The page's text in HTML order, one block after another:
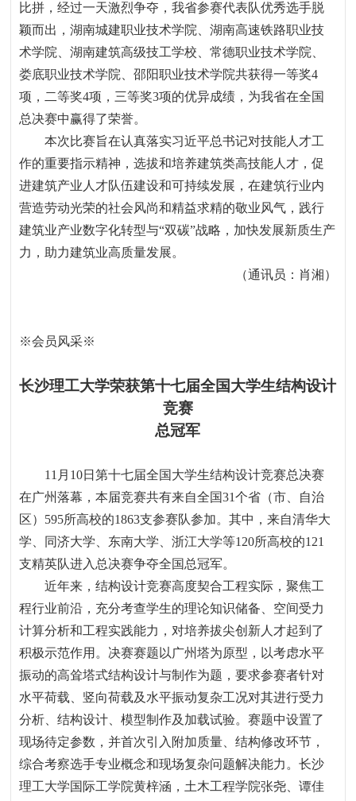
比拼，经过一天激烈争夺，我省参赛代表队优秀选手脱
颖而出，湖南城建职业技术学院、湖南高速铁路职业技
术学院、湖南建筑高级技工学校、常德职业技术学院、
娄底职业技术学院、邵阳职业技术学院共获得一等奖4
项，二等奖4项，三等奖3项的优异成绩，为我省在全国
总决赛中赢得了荣誉。
本次比赛旨在认真落实习近平总书记对技能人才工
作的重要指示精神，选拔和培养建筑类高技能人才，促
进建筑产业人才队伍建设和可持续发展，在建筑行业内
营造劳动光荣的社会风尚和精益求精的敬业风气，践行
建筑业产业数字化转型与“双碳”战略，加快发展新质生产
力，助力建筑业高质量发展。
（通讯员：肖湘）
※会员风采※
长沙理工大学荣获第十七届全国大学生结构设计
竞赛
总冠军
11 月 10日第十七届全国大学生结构设计竞赛总决赛
在广州落幕，本届竞赛共有来自全国31个省（市、自治
区） 595所高校的1863支参赛队参加。其中，来自清华大
学、同济大学、东南大学、浙江大学等120所高校的121
支精英队进入总决赛争夺全国总冠军。
近年来，结构设计竞赛高度契合工程实际，聚焦工
程行业前沿，充分考查学生的理论知识储备、空间受力
计算分析和工程实践能力，对培养拔尖创新人才起到了
积极示范作用。决赛赛题以广州塔为原型，以考虑水平
振动的高耸塔式结构设计与制作为题，要求参赛者针对
水平荷载、竖向荷载及水平振动复杂工况对其进行受力
分析、结构设计、模型制作及加载试验。赛题中设置了
现场待定参数，并首次引入附加质量、结构修改环节，
综合考察选手专业概念和现场复杂问题解决能力。长沙
理工大学国际工学院黄梓涵，土木工程学院张尧、谭佳